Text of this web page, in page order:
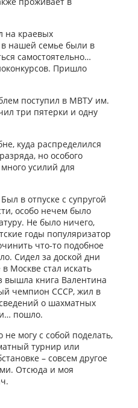
на краевых
нашей семье были в
самостоятельно…
Пришло
поступил в МВТУ им.
три пятерки и одну
куда распределился
но особого
усилий для
в отпуске с супругой
особо нечем было
Не было ничего,
годы популяризатор
что-то подобное
Сидел за доской дни
Москве стал искать
вышла книга Валентина
чемпион СССР, жил в
о шахматных
пошло.
могу с собой поделать,
турнир или
– совсем другое
Отсюда и моя